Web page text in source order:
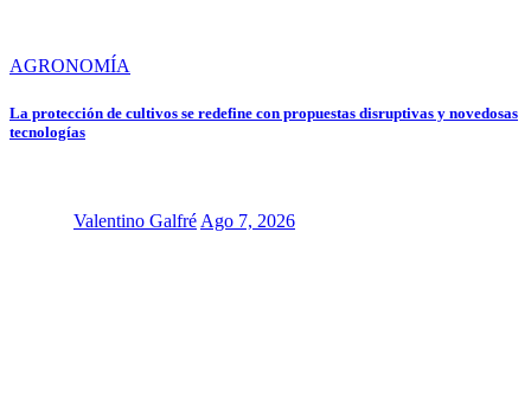
AGRONOMÍA
La protección de cultivos se redefine con propuestas disruptivas y novedosas
tecnologías
Valentino Galfré Ago 7, 2026